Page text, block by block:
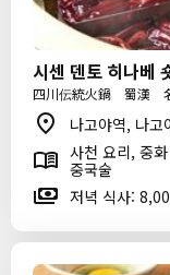
시센 덴토 히나베
四川伝統火鍋 蜀漢
나고야역, 나고
사천 요리, 중
중국술
저녁 식사: